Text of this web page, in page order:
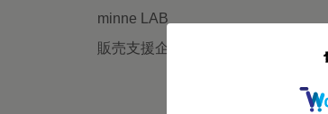
minne LAB
販売支援企画・イベント